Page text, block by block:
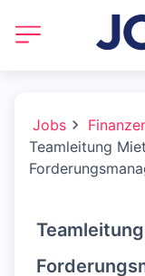
Jobs
Teamleitung